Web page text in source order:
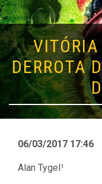
DERROTA
06/03/2017 17:46
Alan Tygel¹